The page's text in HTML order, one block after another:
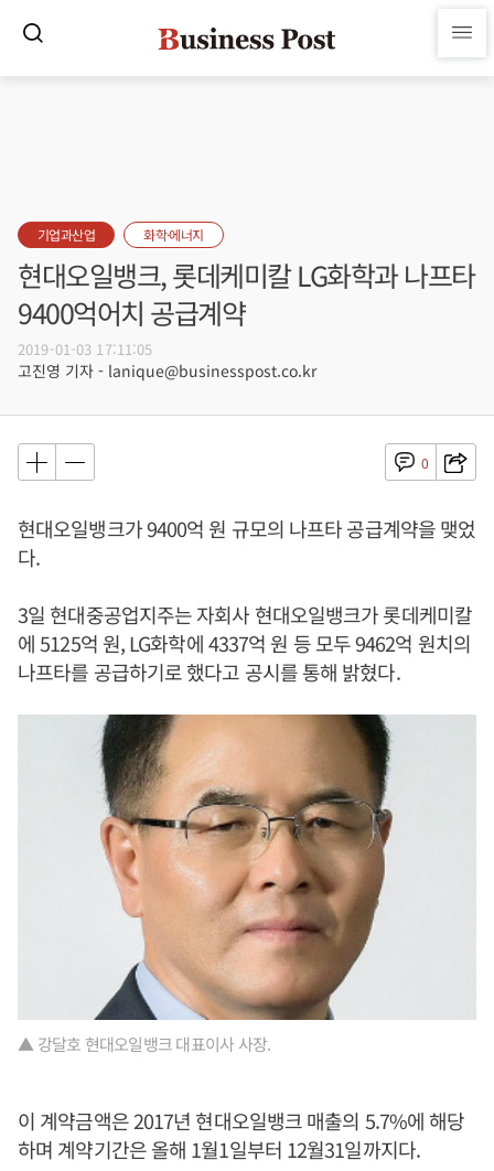
기업과산업 화학·에너지
현대오일뱅크, 롯데케미칼 LG화학과 나프타
9400억어치 공급계약
2019-01-03 17:11:05
고진영 기자 - lanique@businesspost.co.kr
0
현대오일뱅크가 9400억 원 규모의 나프타 공급계약을 맺었
다.
3일 현대중공업지주는 자회사 현대오일뱅크가 롯데케미칼
에 5125억 원, LG화학에 4337억 원 등 모두 9462억 원치의
나프타를 공급하기로 했다고 공시를 통해 밝혔다.
▲ 강달호 현대오일뱅크 대표이사 사장.
이 계약금액은 2017년 현대오일뱅크 매출의 5.7%에 해당
하며 계약기간은 올해 1월1일부터 12월31일까지다.